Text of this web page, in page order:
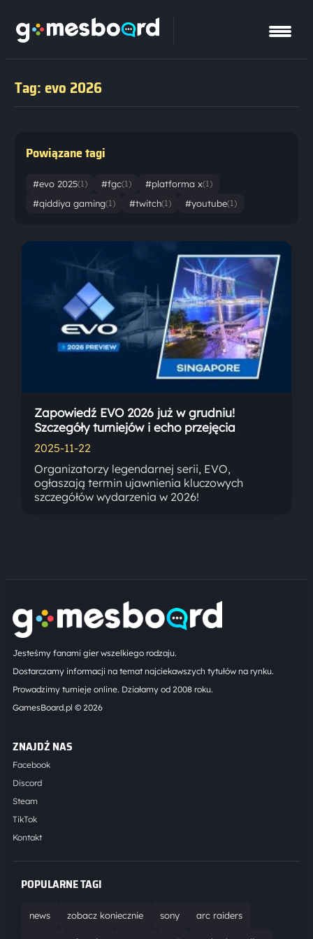
Tag: evo 2026
Powiązane tagi
#evo 2025(1) #fgc(1) #platforma x(1)
#qiddiya gaming(1) #twitch(1) #youtube(1)
Zapowiedź EVO 2026 już w grudniu!
Szczegóły turniejów i echo przejęcia
2025-11-22
Organizatorzy legendarnej serii, EVO,
ogłaszają termin ujawnienia kluczowych
szczegółów wydarzenia w 2026!
Jesteśmy fanami gier wszelkiego rodzaju.
Dostarczamy informacji na temat najciekawszych tytułów na rynku.
Prowadzimy turnieje online. Działamy od 2008 roku.
GamesBoard.pl © 2026
ZNAJDŹ NAS
Facebook
Discord
Steam
TikTok
Kontakt
POPULARNE TAGI
news zobacz koniecznie sony arc raiders